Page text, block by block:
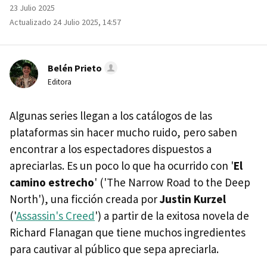
23 Julio 2025
Actualizado 24 Julio 2025, 14:57
Belén Prieto
Editora
Algunas series llegan a los catálogos de las
plataformas sin hacer mucho ruido, pero saben
encontrar a los espectadores dispuestos a
apreciarlas. Es un poco lo que ha ocurrido con 'El
camino estrecho' ('The Narrow Road to the Deep
North'), una ficción creada porJustin Kurzel
('Assassin's Creed') a partir de la exitosa novela de
Richard Flanagan que tiene muchos ingredientes
para cautivar al público que sepa apreciarla.